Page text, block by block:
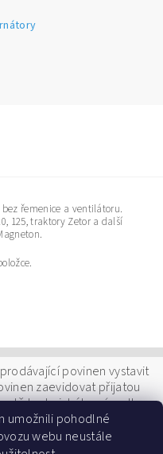
bez řemenice a ventilátoru.
125, traktory Zetor a další
povinen vystavit
zaevidovat přijatou
technického výpadku
| Avon Plzeň - Jana Jamrichová
umožnili pohodlné
webu neustále